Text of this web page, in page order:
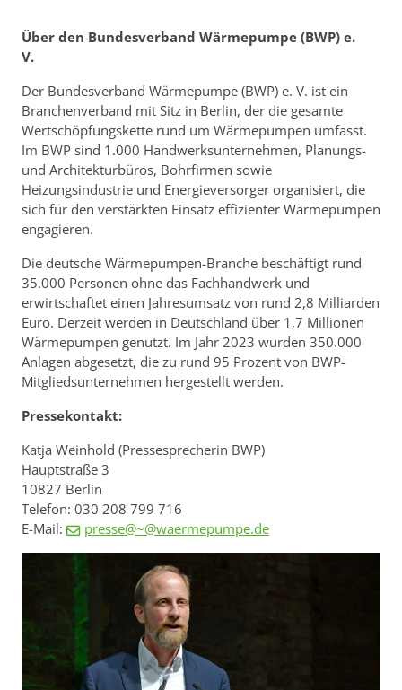
Über den Bundesverband Wärmepumpe (BWP) e.
V.
Der Bundesverband Wärmepumpe (BWP) e. V. ist ein
Branchenverband mit Sitz in Berlin, der die gesamte
Wertschöpfungskette rund um Wärmepumpen umfasst.
Im BWP sind 1.000 Handwerksunternehmen, Planungs-
und Architekturbüros, Bohrfirmen sowie
Heizungsindustrie und Energieversorger organisiert, die
sich für den verstärkten Einsatz effizienter Wärmepumpen
engagieren.
Die deutsche Wärmepumpen-Branche beschäftigt rund
35.000 Personen ohne das Fachhandwerk und
erwirtschaftet einen Jahresumsatz von rund 2,8 Milliarden
Euro. Derzeit werden in Deutschland über 1,7 Millionen
Wärmepumpen genutzt. Im Jahr 2023 wurden 350.000
Anlagen abgesetzt, die zu rund 95 Prozent von BWP-
Mitgliedsunternehmen hergestellt werden.
Pressekontakt:
Katja Weinhold (Pressesprecherin BWP)
Hauptstraße 3
10827 Berlin
Telefon: 030 208 799 716
E-Mail:
presse@~@waermepumpe.de